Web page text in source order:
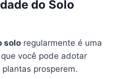
do Solo
solo regularmente é uma
você pode adotar
prosperem.